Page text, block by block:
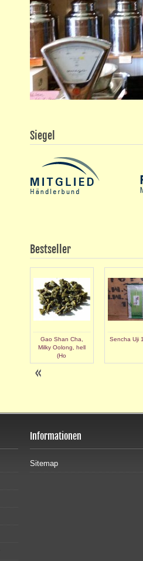
Siegel
Bestseller
Gao Shan Cha,
Milky Oolong, hell
(Ho
Sencha Uji
Informationen
Sitemap